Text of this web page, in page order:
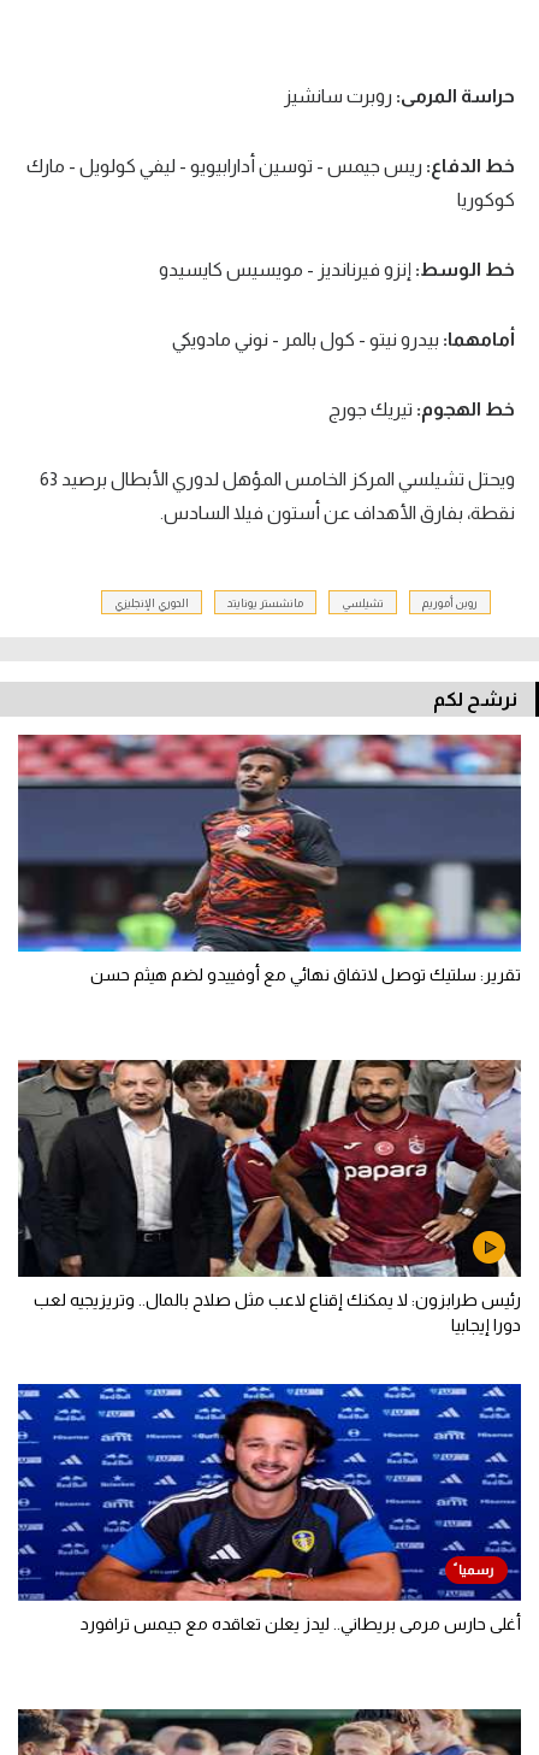
تحليل في الجول
حكايات في الجول
كويز في الجول
حراسة المرمى: روبرت سانشيز
خط الدفاع: ريس جيمس - توسين أدارابيويو - ليفي كولويل - مارك
كوكوريا
خط الوسط: إنزو فيرنانديز - مويسيس كايسيدو
أمامهما: بيدرو نيتو - كول بالمر - نوني مادويكي
خط الهجوم: تيريك جورج
ويحتل تشيلسي المركز الخامس المؤهل لدوري الأبطال برصيد 63
نقطة، بفارق الأهداف عن أستون فيلا السادس.
روبن أموريم تشيلسي مانشستر يونايتد الدوري الإنجليزي
نرشح لكم
تقرير: سلتيك توصل لاتفاق نهائي مع أوفييدو لضم هيثم حسن
رئيس طرابزون: لا يمكنك إقناع لاعب مثل صلاح بالمال.. وتريزيجيه لعب
دورا إيجابيا
أغلى حارس مرمى بريطاني.. ليدز يعلن تعاقده مع جيمس ترافورد